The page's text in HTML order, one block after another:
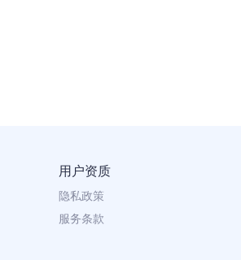
用户资质
隐私政策
服务条款